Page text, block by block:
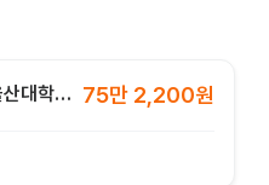
학교법인 울산공업학원 울산대학교병원 75만 2,200원